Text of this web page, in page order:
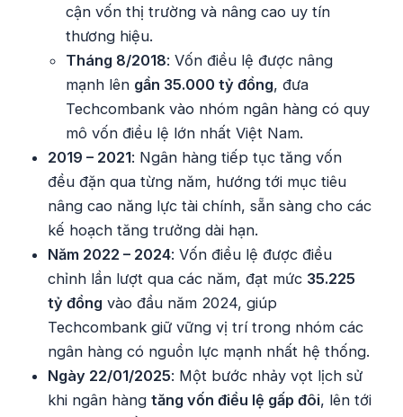
cận vốn thị trường và nâng cao uy tín
thương hiệu.
Tháng 8/2018: Vốn điều lệ được nâng
mạnh lên gần 35.000 tỷ đồng, đưa
Techcombank vào nhóm ngân hàng có quy
mô vốn điều lệ lớn nhất Việt Nam.
2019 – 2021: Ngân hàng tiếp tục tăng vốn
đều đặn qua từng năm, hướng tới mục tiêu
nâng cao năng lực tài chính, sẵn sàng cho các
kế hoạch tăng trưởng dài hạn.
Năm 2022 – 2024: Vốn điều lệ được điều
chỉnh lần lượt qua các năm, đạt mức 35.225
tỷ đồng vào đầu năm 2024, giúp
Techcombank giữ vững vị trí trong nhóm các
ngân hàng có nguồn lực mạnh nhất hệ thống.
Ngày 22/01/2025: Một bước nhảy vọt lịch sử
khi ngân hàngtăng vốn điều lệ gấp đôi, lên tới